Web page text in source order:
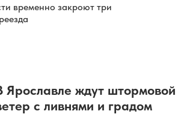
временно закроют три
Ярославле ждут штормовой
с ливнями и градом